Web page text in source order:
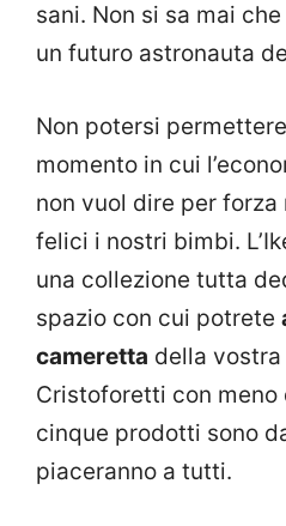
sani. Non si sa mai
un futuro astronauta
Non potersi
momento in cui
non vuol dire per
felici i nostri bimbi.
una collezione tutta
spazio con cui potrete
cameretta della
Cristoforetti con meno
cinque prodotti sono
piaceranno a tutti.